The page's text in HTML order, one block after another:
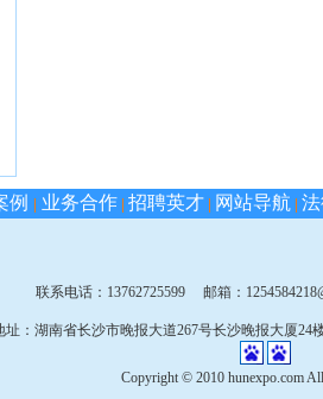
例 | 业务合作 | 招聘英才 | 网站导航 |
联系电话：13762725599 邮箱：
：湖南省长沙市晚报大道267号长沙晚报大厦
Copyright © 2010 hunexpo.com